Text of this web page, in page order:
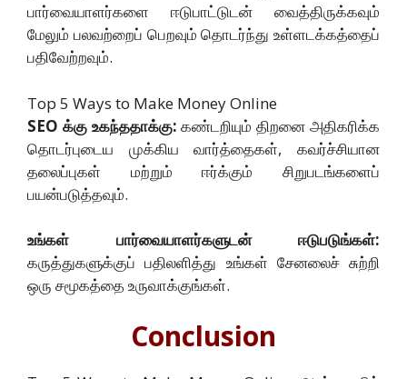
பார்வையாளர்களை ஈடுபாட்டுடன் வைத்திருக்கவும்
மேலும் பலவற்றைப் பெறவும் தொடர்ந்து உள்ளடக்கத்தைப்
பதிவேற்றவும்.
Top 5 Ways to Make Money Online
SEO க்கு உகந்ததாக்கு: கண்டறியும் திறனை அதிகரிக்க
தொடர்புடைய முக்கிய வார்த்தைகள், கவர்ச்சியான
தலைப்புகள் மற்றும் ஈர்க்கும் சிறுபடங்களைப்
பயன்படுத்தவும்.
உங்கள் பார்வையாளர்களுடன் ஈடுபடுங்கள்:
கருத்துகளுக்குப் பதிலளித்து உங்கள் சேனலைச் சுற்றி
ஒரு சமூகத்தை உருவாக்குங்கள்.
Conclusion